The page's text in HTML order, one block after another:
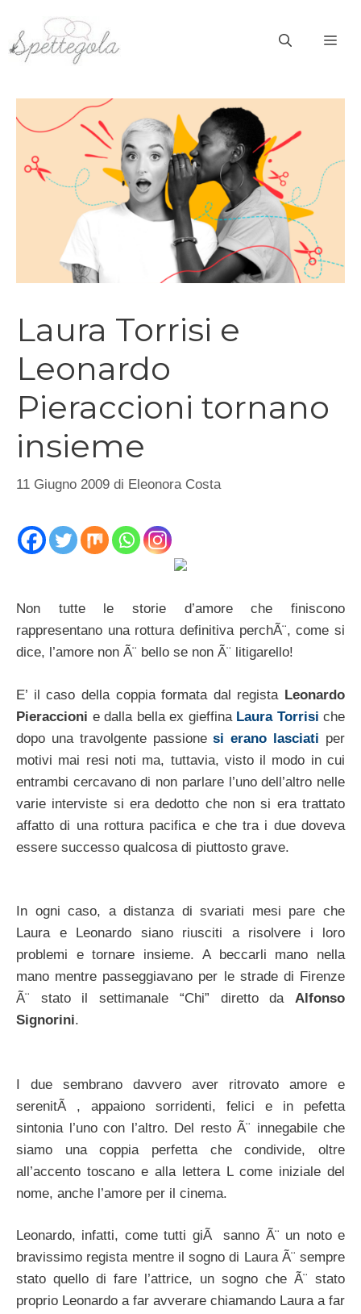
contenuto
Laura Torrisi e
Leonardo
Pieraccioni tornano
insieme
11 Giugno 2009 di Eleonora Costa
Non tutte le storie d’amore che finiscono
rappresentano una rottura definitiva perchÃ¨, come si
dice, l’amore non Ã¨ bello se non Ã¨ litigarello!
E’ il caso della coppia formata dal regista Leonardo
Pieraccioni e dalla bella ex gieffina Laura Torrisi che
dopo una travolgente passionesi erano lasciati per
motivi mai resi noti ma, tuttavia, visto il modo in cui
entrambi cercavano di non parlare l’uno dell’altro nelle
varie interviste si era dedotto che non si era trattato
affatto di una rottura pacifica e che tra i due doveva
essere successo qualcosa di piuttosto grave.
In ogni caso, a distanza di svariati mesi pare che
Laura e Leonardo siano riusciti a risolvere i loro
problemi e tornare insieme. A beccarli mano nella
mano mentre passeggiavano per le strade di Firenze
Ã¨ stato il settimanale “Chi” diretto da Alfonso
Signorini.
I due sembrano davvero aver ritrovato amore e
serenitÃ , appaiono sorridenti, felici e in pefetta
sintonia l’uno con l’altro. Del resto Ã¨ innegabile che
siamo una coppia perfetta che condivide, oltre
all’accento toscano e alla lettera L come iniziale del
nome, anche l’amore per il cinema.
Leonardo, infatti, come tutti giÃ sanno Ã¨ un noto e
bravissimo regista mentre il sogno di Laura Ã¨ sempre
stato quello di fare l’attrice, un sogno che Ã¨ stato
proprio Leonardo a far avverare chiamando Laura a far